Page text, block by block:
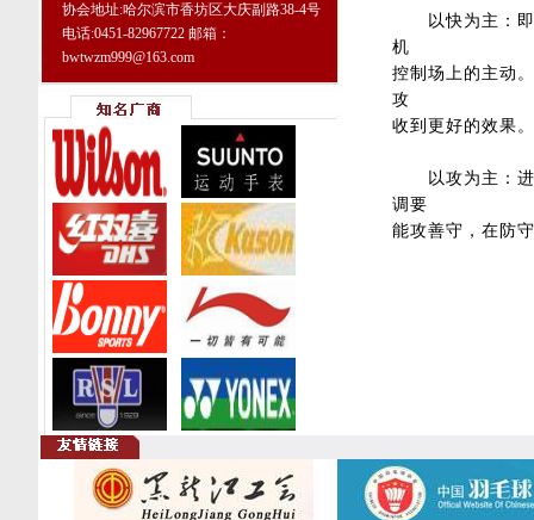
协会地址:哈尔滨市香坊区大庆副路38-4号
电话:0451-82967722 邮箱：
bwtwzm999@163.com
以快为主：即
机
控制场上的主动
攻
收到更好的效果。
以攻为主：进
调要
能攻善守，在防